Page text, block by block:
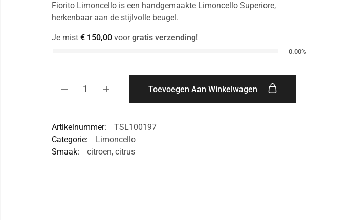
Fiorito Limoncello is een handgemaakte Limoncello Superiore,
herkenbaar aan de stijlvolle beugel.
Je mist €150,00voorgratis verzending!
0.00%
Toevoegen Aan Winkelwagen
Artikelnummer:
TSL100197
Categorie:
Limoncello
Smaak:
citroen, citrus